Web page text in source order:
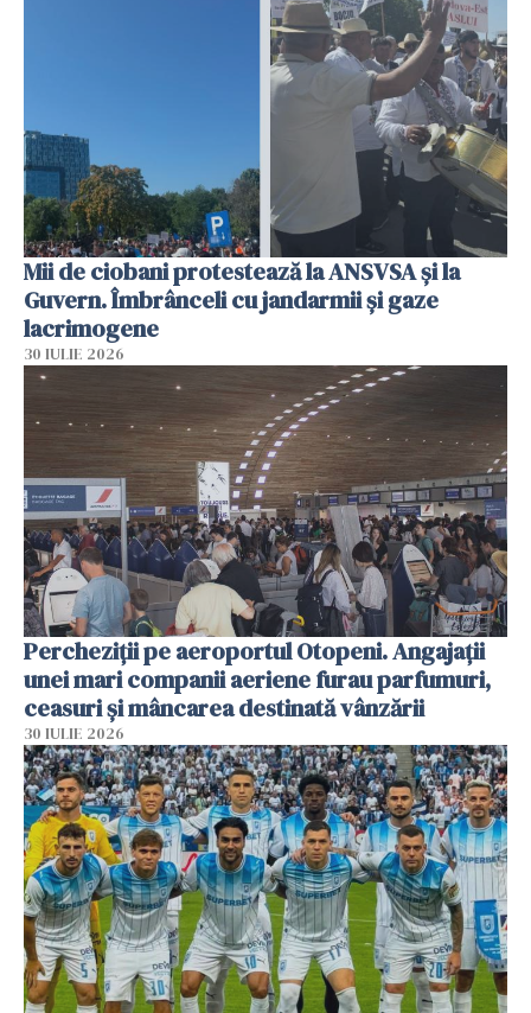
Mii de ciobani protestează la ANSVSA și la
Guvern. Îmbrânceli cu jandarmii și gaze
lacrimogene
30 IULIE 2026
Percheziții pe aeroportul Otopeni. Angajații
unei mari companii aeriene furau parfumuri,
ceasuri și mâncarea destinată vânzării
30 IULIE 2026